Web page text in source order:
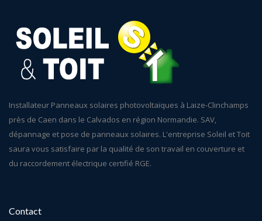
Installateur Panneaux solaires photovoltaïques à Laize-Clinchamps
près de Caen dans le Calvados en région Normandie. SAV,
dépannage et pose de panneaux solaires. L'entreprise Soleil et Toit
saura vous satisfaire par la qualité de son travail en couverture et
du raccordement électrique certifié RGE.
Contact